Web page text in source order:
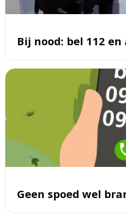
Bij nood: bel 112
anders…
Geen spoed wel
Lees
spoed
brandweer